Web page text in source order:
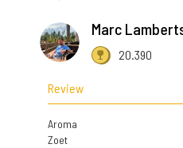
Marc
20.390
Review
Aroma
Zoet